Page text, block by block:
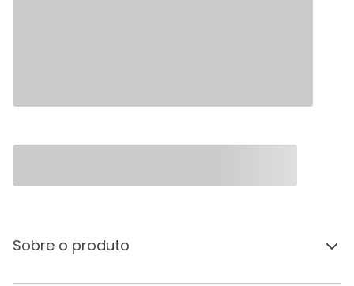
Sobre o produto